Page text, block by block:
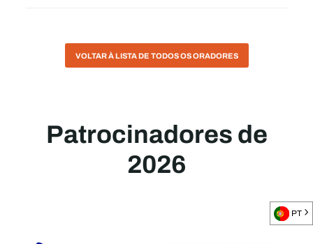
VOLTAR À LISTA DE TODOS OS ORADORES
Patrocinadores de
2026
PT